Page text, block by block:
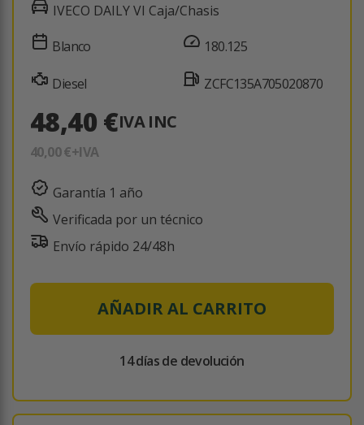
IVECO DAILY VI Caja/Chasis
Blanco
Diesel
180.125
ZCFC135A705020870
48,40 €IVA INC
40,00 €+IVA
Garantía 1 año
Verificada por un técnico
Envío rápido 24/48h
AÑADIR AL CARRITO
14 días de devolución